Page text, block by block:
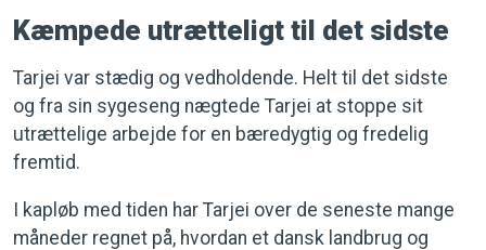
Kæmpede utrætteligt til det sidste
Tarjei var stædig og vedholdende. Helt til det sidste
og fra sin sygeseng nægtede Tarjei at stoppe sit
utrættelige arbejde for en bæredygtig og fredelig
fremtid.
I kapløb med tiden har Tarjei over de seneste mange
måneder regnet på, hvordan et dansk landbrug og